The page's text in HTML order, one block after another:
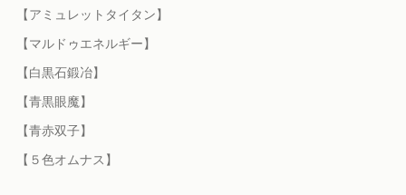
【アミュレットタイタン】
【マルドゥエネルギー】
【白黒石鍛冶】
【青黒眼魔】
【青赤双子】
【５色オムナス】